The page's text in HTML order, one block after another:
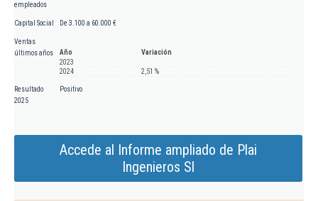
empleados
Capital Social De 3.100 a 60.000 €
Ventas
últimos años
Año
Variación
2023
2024
2,51 %
Resultado
2025
Positivo
Accede al Informe ampliado de Plai
Ingenieros Sl